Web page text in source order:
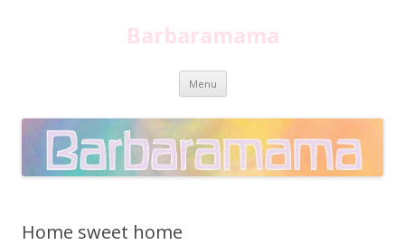
Barbaramama
Menu Spring
inhoud
Home sweet home